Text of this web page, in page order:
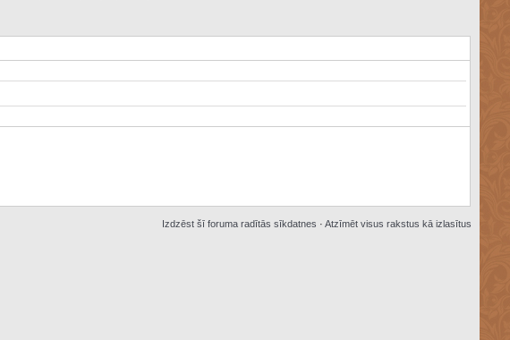
Izdzēst šī foruma radītās sīkdatnes · Atzīmēt visus rakstus kā izlasītus